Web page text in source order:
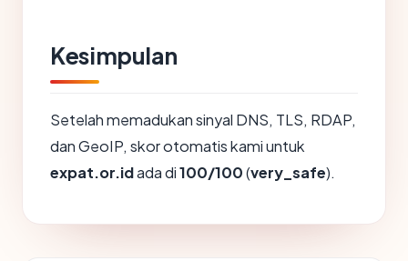
Kesimpulan
Setelah memadukan sinyal DNS, TLS, RDAP,
dan GeoIP, skor otomatis kami untuk
expat.or.idada di100/100(very_safe).